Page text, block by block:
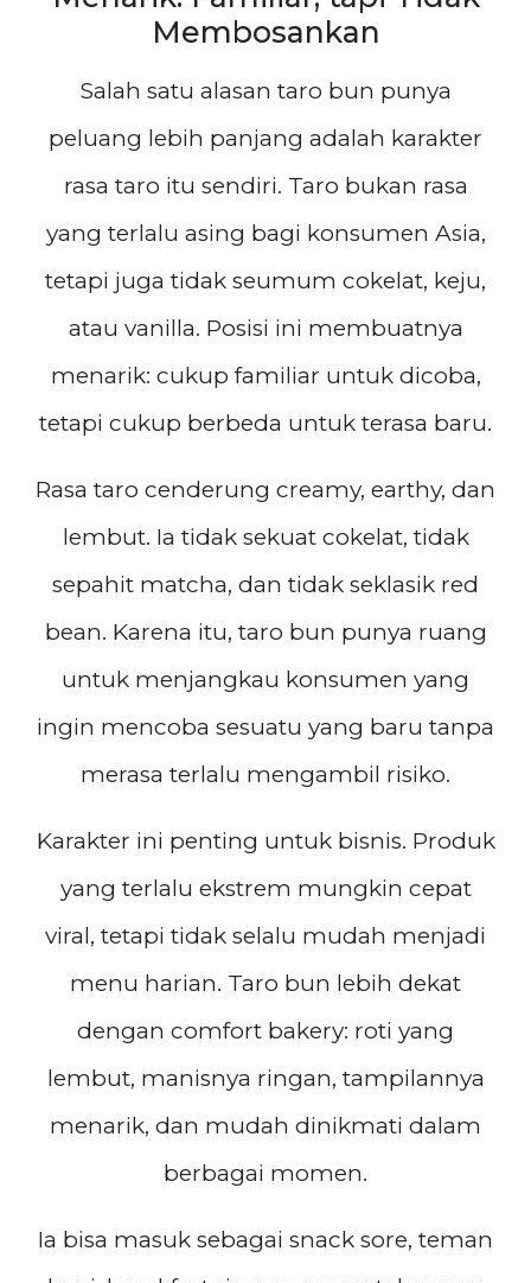
Membosankan
Salah satu alasan taro bun punya
peluang lebih panjang adalah karakter
rasa taro itu sendiri. Taro bukan rasa
yang terlalu asing bagi konsumen Asia,
tetapi juga tidak seumum cokelat, keju,
atau vanilla. Posisi ini membuatnya
menarik: cukup familiar untuk dicoba,
tetapi cukup berbeda untuk terasa baru.
Rasa taro cenderung creamy, earthy, dan
lembut. Ia tidak sekuat cokelat, tidak
sepahit matcha, dan tidak seklasik red
bean. Karena itu, taro bun punya ruang
untuk menjangkau konsumen yang
ingin mencoba sesuatu yang baru tanpa
merasa terlalu mengambil risiko.
Karakter ini penting untuk bisnis. Produk
yang terlalu ekstrem mungkin cepat
viral, tetapi tidak selalu mudah menjadi
menu harian. Taro bun lebih dekat
dengan comfort bakery: roti yang
lembut, manisnya ringan, tampilannya
menarik, dan mudah dinikmati dalam
berbagai momen.
Ia bisa masuk sebagai snack sore, teman